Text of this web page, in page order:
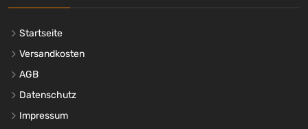
Startseite
Versandkosten
AGB
Datenschutz
Impressum